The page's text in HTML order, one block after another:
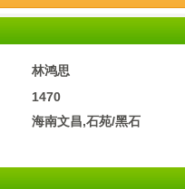
林鸿思
1470
海南文昌,石苑/黑石